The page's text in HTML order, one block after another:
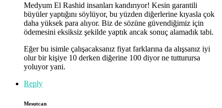
Medyum El Rashid insanları kandırıyor! Kesin garantili
büyüler yaptığını söylüyor, bu yüzden diğerlerine kıyasla çok
daha yüksek para alıyor. Biz de sözüne güvendiğimiz için
ödemesini eksiksiz şekilde yaptık ancak sonuç alamadık tabi.
Eğer bu isimle çalışacaksanız fiyat farklarına da alışsanız iyi
olur bir kişiye 10 derken diğerine 100 diyor ne tutturursa
yoluyor yani.
Reply
Mesutcan